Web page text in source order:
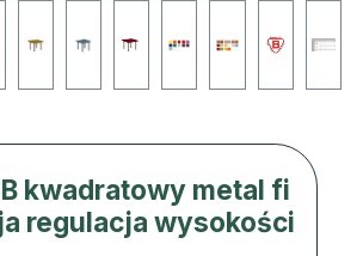
kwadratowy metal fi
regulacja wysokości